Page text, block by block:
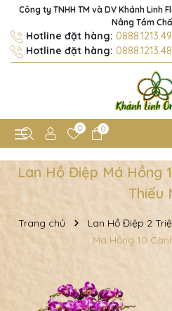
Công ty TNHH TM và DV Khánh Linh
Nâng Tầm
Hotline đặt hàng: 0888.1213.49
Hotline đặt hàng: 0888.1213.48
0 0
Lan Hồ Điệp Má Hồng
Thiếu
Trang chủ Lan Hồ Điệp 2
Má Hồng 10